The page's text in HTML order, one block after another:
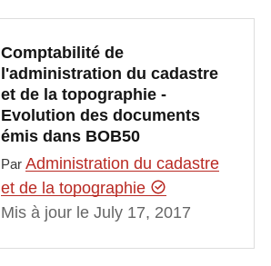
Comptabilité de
l'administration du cadastre
et de la topographie -
Evolution des documents
émis dans BOB50
Par Administration du cadastre
et de la topographie
Mis à jour le July 17, 2017